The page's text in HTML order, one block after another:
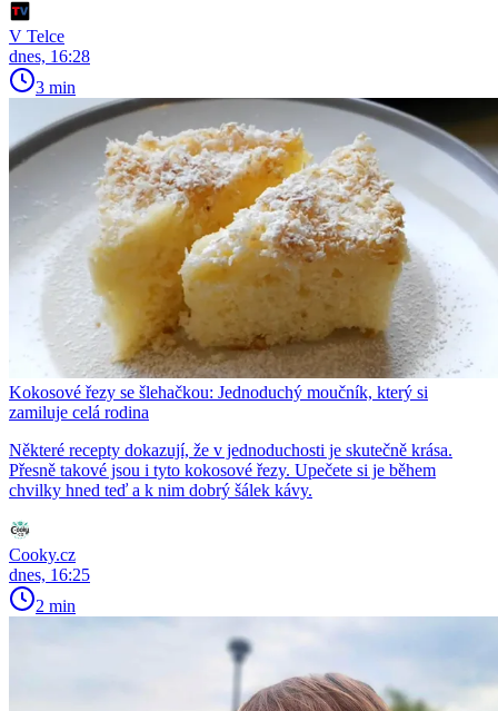
V Telce
dnes, 16:28
3 min
Kokosové řezy se šlehačkou: Jednoduchý moučník, který si
zamiluje celá rodina
Některé recepty dokazují, že v jednoduchosti je skutečně krása.
Přesně takové jsou i tyto kokosové řezy. Upečete si je během
chvilky hned teď a k nim dobrý šálek kávy.
Cooky.cz
dnes, 16:25
2 min